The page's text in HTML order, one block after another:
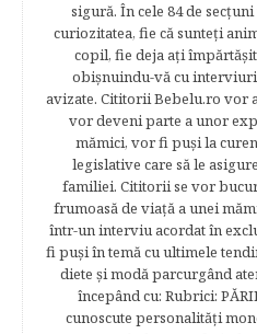
sigură. În cele 84 de
curiozitatea, fie că sunteţi
copil, fie deja aţi
obişnuindu-vă cu
avizate. Cititorii Bebelu.ro vor
vor deveni parte a unor
mămici, vor fi puşi la
legislative care să le
familiei. Cititorii se vor
frumoasă de viață a unei
într-un interviu acordat în
fi puşi în temă cu ultimele
diete şi modă parcurgând
începând cu: Rubrici:
cunoscute personalităţi